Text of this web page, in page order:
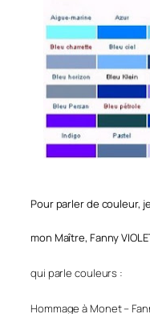
Pour parler de couleur,
mon Maître, Fanny
qui parle couleurs :
Hommage à Monet –